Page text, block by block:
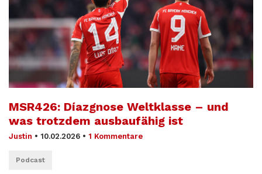
MSR426: Díazgnose Weltklasse – und
was trotzdem ausbaufähig ist
Justin • 10.02.2026 • 1 Kommentare
Podcast